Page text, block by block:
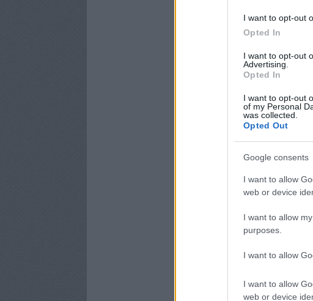
I want to opt-out
Opted In
I want to opt-out
Advertising.
Opted In
I want to opt-out
of my Personal
was collected.
Opted Out
Google consents
I want to allow
web or device
I want to allow
purposes.
I want to allow
I want to allow
web or device